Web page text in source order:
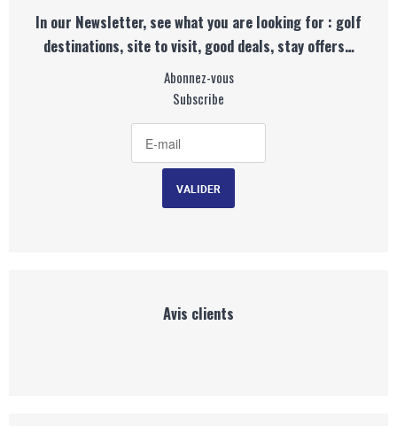
In our Newsletter, see what you are looking for : golf
destinations, site to visit, good deals, stay offers…
Abonnez-vous
Subscribe
Avis clients